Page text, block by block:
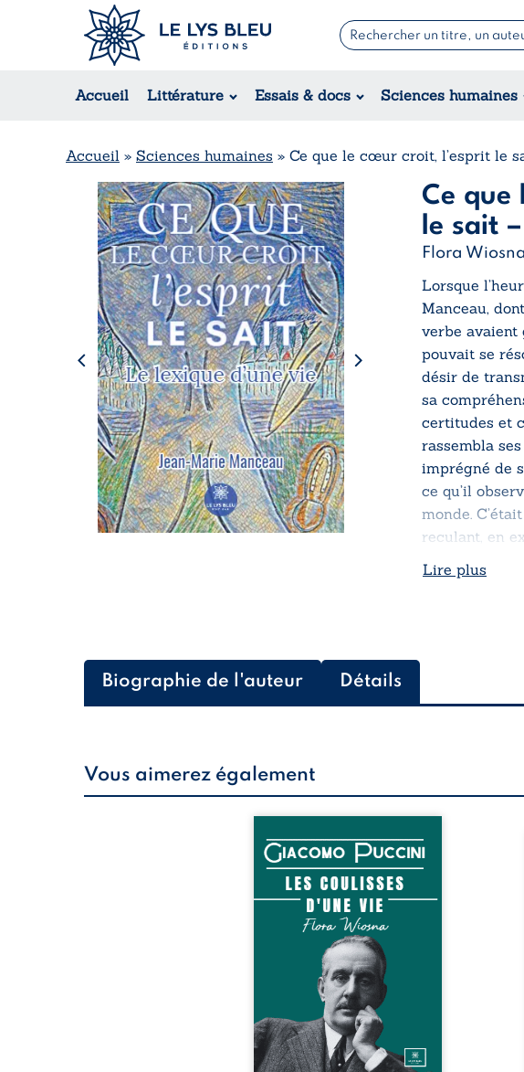
Accueil Littérature Essais & docs Sciences humaines
Romans
Suspense / Thriller / Policier
Accueil » Sciences humaines » Ce que le cœur croit, l’esprit le
Ce que
le sait
Flora Wiosna
Lorsque
Manceau,
verbe
pouvait se
désir de
sa
certitudes et
rassembla
imprégné de
ce qu’il
monde.
reculant, en
l’avenir.
Lire plus
Biographie de l'auteur Détails
Vous aimerez également
À l’occasion du centenaire de
la mort de Giacomo Puccini en
2024, cette biographie revisite
la vie du maître incontesté de
l’opéra de la fin du XIX siècle.
S’appuyant librement sur sa
correspondance, l’ouvrage
mêle habilement faits réels et
éléments fictifs pour dévoiler
les facettes les plus intimes et
méconnues du compositeur.
Une immersion fascinante et
pleine de ...